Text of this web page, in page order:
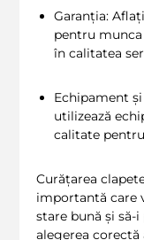
Garanția:
pentru
în calitatea
Echipament
utilizează
calitate
Curățarea
importantă care
stare bună și
alegerea